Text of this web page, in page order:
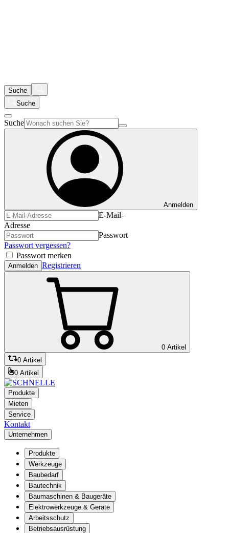
Suche
Suche
Suche
Anmelden
E-Mail-
Adresse
Passwort
Passwort vergessen?
Passwort merken
Anmelden Registrieren
0 Artikel
0 Artikel
0 Artikel
Produkte
Mieten
Service
Kontakt
Unternehmen
Produkte
Werkzeuge
Baubedarf
Bautechnik
Baumaschinen & Baugeräte
Elektrowerkzeuge & Geräte
Arbeitsschutz
Betriebsausrüstung